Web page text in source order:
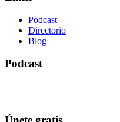
Podcast
Directorio
Blog
Podcast